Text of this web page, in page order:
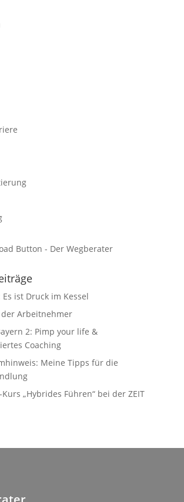
Es ist Druck im Kessel
der Arbeitnehmer
2: Pimp your life &
Coaching
Meine Tipps für die
„Hybrides Führen“ bei der ZEIT